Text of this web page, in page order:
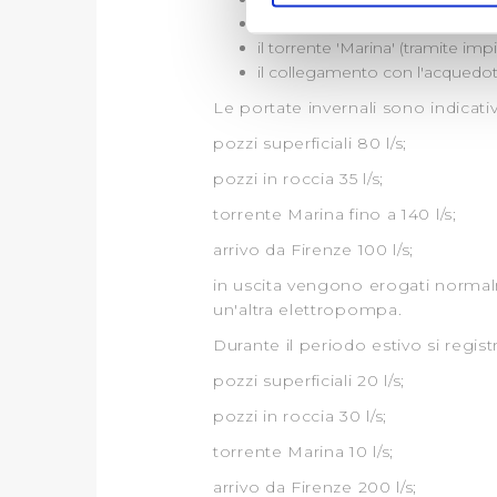
digitali).
Approfondisci come
modificare o ritirare il tuo
Utilizziamo dei cookie
navigazione sulle pagine e
consensi dallo stesso
per personalizzare
pubblicità e social media,
loro o che hanno raccolto
Cliccando su "Accetta
Cliccando su
desiderati e le terze parti
il torrente 'Marina' (tramite
il collegamento con
Le portate invernali sono
pozzi superficiali 80 l/s;
pozzi in roccia 35 l/s;
torrente Marina fino a 140 l/s;
arrivo da Firenze 100 l/s;
in uscita vengono erogati
un'altra elettropompa.
Durante il periodo estivo si
pozzi superficiali 20 l/s;
pozzi in roccia 30 l/s;
torrente Marina 10 l/s;
arrivo da Firenze 200 l/s;